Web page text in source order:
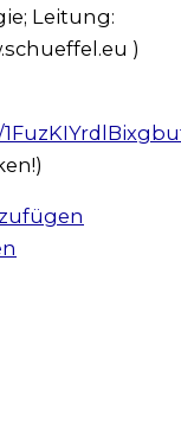
Lei­tung:
)